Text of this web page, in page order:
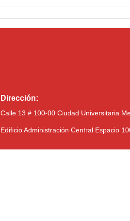
Dirección:
Calle 13 # 100-00 Ciudad Universitaria
Edificio Administración Central Espacio